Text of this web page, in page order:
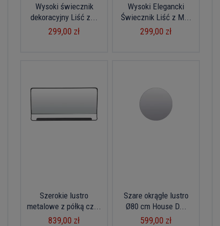
Wysoki świecznik
dekoracyjny Liść z...
299,00 zł
Wysoki Elegancki
Świecznik Liść z M...
299,00 zł
Szerokie lustro
metalowe z półką cz...
839,00 zł
Szare okrągłe lustro
Ø80 cm House D...
599,00 zł